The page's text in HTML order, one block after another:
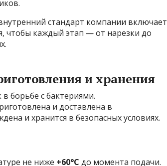
стандарт компании включает
чтобы каждый этап — от нарезки до
и хранения
борьбе с бактериями.
и доставлена в
и хранится в безопасных условиях.
не ниже +60°C до момента подачи.